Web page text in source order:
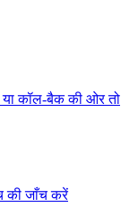
या कॉल-बैक की ओर तो
की जाँच करें